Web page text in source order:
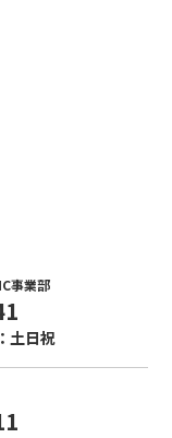
事業部
土日祝